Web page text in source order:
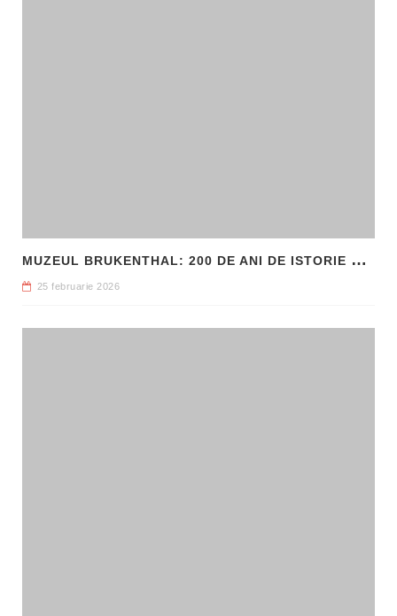
M
UZEUL BRUKENTHAL: 200 DE ANI DE ISTORIE ȘI ARTĂ ÎN INIMA SIBIULUI
25 februarie 2026